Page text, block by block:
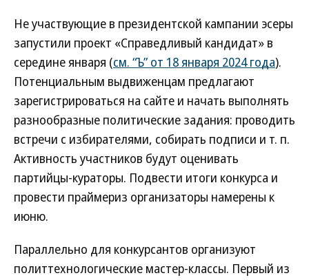
Не участвующие в президентской кампании эсеры
запустили проект «Справедливый кандидат» в
середине января (см. “Ъ” от 18 января 2024 года).
Потенциальным выдвиженцам предлагают
зарегистрироваться на сайте и начать выполнять
разнообразные политические задания: проводить
встречи с избирателями, собирать подписи и т. п.
Активность участников будут оценивать
партийцы-кураторы. Подвести итоги конкурса и
провести праймериз организаторы намерены к
июню.
Параллельно для конкурсантов организуют
политтехнологические мастер-классы. Первый из